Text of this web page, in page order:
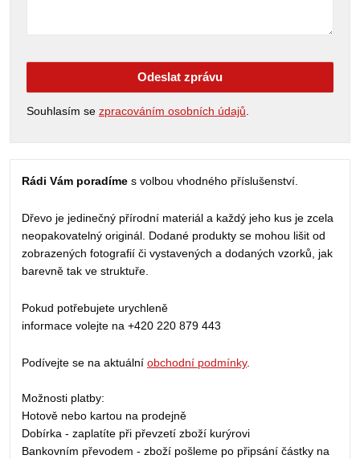
Odeslat zprávu
Souhlasím se zpracováním osobních údajů
Rádi Vám poradíme s volbou vhodného příslušenství.
Dřevo je jedinečný přírodní materiál a každý jeho kus je zcela
neopakovatelný originál. Dodané produkty se mohou lišit od
zobrazených fotografií či vystavených a dodaných vzorků, jak
barevně tak ve struktuře.
Pokud potřebujete urychleně
informace volejte na +420 220 879 443
Podívejte se na aktuálníobchodní podmínky.
Možnosti platby:
Hotově nebo kartou na prodejně
Dobírka - zaplatíte při převzetí zboží kurýrovi
Bankovním převodem - zboží pošleme po připsání částky na